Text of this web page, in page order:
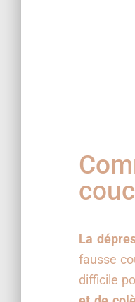
La
fausse
difficile